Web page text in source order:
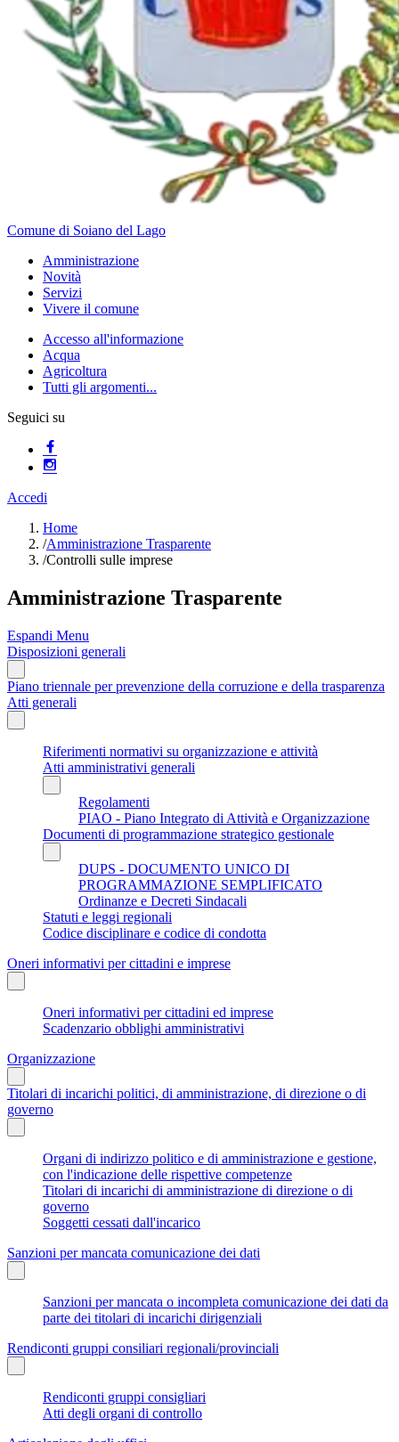
Comune di Soiano del Lago
Amministrazione
Novità
Servizi
Vivere il comune
Accesso all'informazione
Acqua
Agricoltura
Tutti gli argomenti...
Seguici su
Accedi
Home
/Amministrazione Trasparente
/Controlli sulle imprese
Amministrazione Trasparente
Espandi Menu
Disposizioni generali
Piano triennale per prevenzione della corruzione e della trasparenza
Atti generali
Riferimenti normativi su organizzazione e attività
Atti amministrativi generali
Regolamenti
PIAO - Piano Integrato di Attività e Organizzazione
Documenti di programmazione strategico gestionale
DUPS - DOCUMENTO UNICO DI
PROGRAMMAZIONE SEMPLIFICATO
Ordinanze e Decreti Sindacali
Statuti e leggi regionali
Codice disciplinare e codice di condotta
Oneri informativi per cittadini e imprese
Oneri informativi per cittadini ed imprese
Scadenzario obblighi amministrativi
Organizzazione
Titolari di incarichi politici, di amministrazione, di direzione o di
governo
Organi di indirizzo politico e di amministrazione e gestione,
con l'indicazione delle rispettive competenze
Titolari di incarichi di amministrazione di direzione o di
governo
Soggetti cessati dall'incarico
Sanzioni per mancata comunicazione dei dati
Sanzioni per mancata o incompleta comunicazione dei dati da
parte dei titolari di incarichi dirigenziali
Rendiconti gruppi consiliari regionali/provinciali
Rendiconti gruppi consigliari
Atti degli organi di controllo